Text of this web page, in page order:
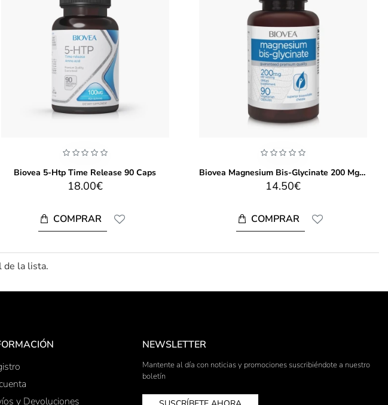
Biovea 5-Htp Time Release 90 Caps
18.00€
COMPRAR
Biovea Magnesium Bis-Glycinate 200 Mg 90 Caps
14.50€
COMPRAR
de la lista.
y Devoluciones
NEWSLETTER
Mantente al día con noticias y promociones suscribiéndote a nuestro
boletín